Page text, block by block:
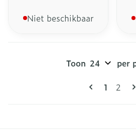
Niet beschikbaar
U lees
1 Pagina
2
Toon per